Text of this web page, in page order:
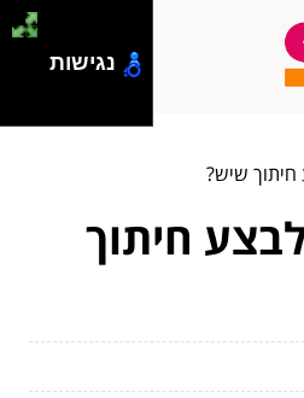
חיתוך שיש?
חיתוך
נגישות